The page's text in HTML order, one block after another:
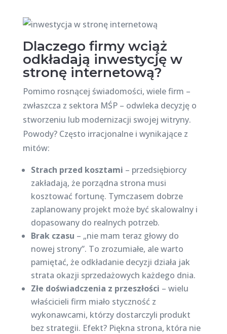
Dlaczego firmy wciąż
odkładają inwestycję w
stronę internetową?
Pomimo rosnącej świadomości, wiele firm –
zwłaszcza z sektora MŚP – odwleka decyzję o
stworzeniu lub modernizacji swojej witryny.
Powody? Często irracjonalne i wynikające z
mitów:
Strach przed kosztami – przedsiębiorcy
zakładają, że porządna strona musi
kosztować fortunę. Tymczasem dobrze
zaplanowany projekt może być skalowalny i
dopasowany do realnych potrzeb.
Brak czasu – „nie mam teraz głowy do
nowej strony”. To zrozumiałe, ale warto
pamiętać, że odkładanie decyzji działa jak
strata okazji sprzedażowych każdego dnia.
Złe doświadczenia z przeszłości – wielu
właścicieli firm miało styczność z
wykonawcami, którzy dostarczyli produkt
bez strategii. Efekt? Piękna strona, która nie